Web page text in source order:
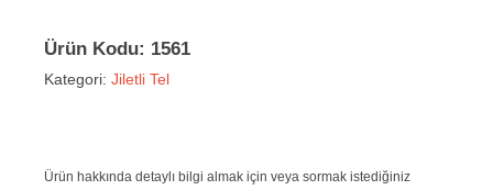
Ürün Kodu: 1561
Kategori: Jiletli Tel
Ürün hakkında detaylı bilgi almak için veya sormak istediğiniz